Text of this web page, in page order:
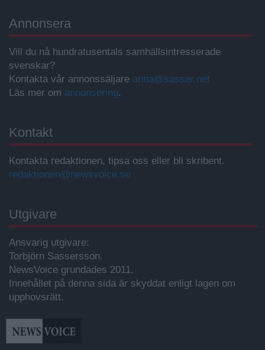
Annonsera
Vill du nå hundratusentals samhällsintresserade
svenskar?
Kontakta vår annonssäljare anna@sasser.net
Läs mer om annonsering.
Kontakt
Kontakta redaktionen, tipsa oss eller bli skribent.
redaktionen@newsvoice.se
Utgivare
Ansvarig utgivare:
Torbjörn Sassersson.
NewsVoice grundades 2011.
Innehållet på denna sida är skyddat enligt lagen om
upphovsrätt.